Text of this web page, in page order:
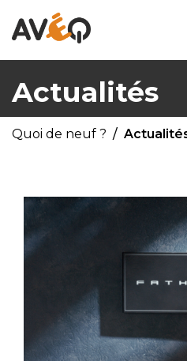
Actualités
Quoi de neuf ?